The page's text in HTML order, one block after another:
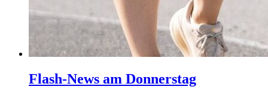
Flash-News am Donnerstag